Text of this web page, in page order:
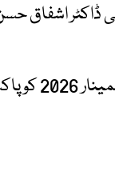
ڈاکٹر اشفاق
شرکاء